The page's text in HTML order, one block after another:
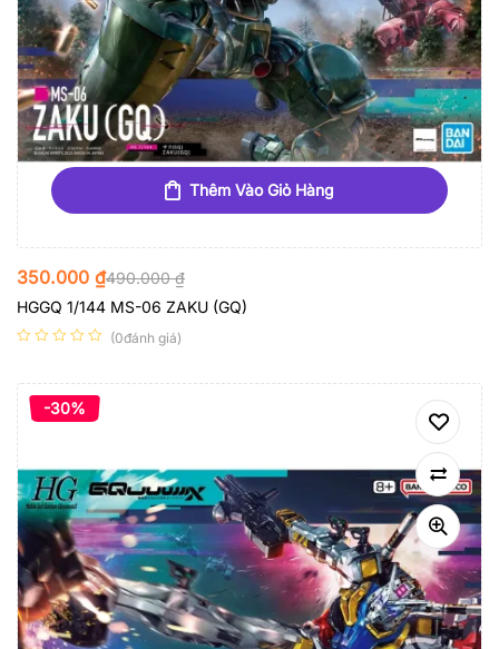
Thêm Vào Giỏ Hàng
490.000₫
350.000 ₫
HGGQ 1/144 MS-06 ZAKU (GQ)
(0đánh giá)
-30%